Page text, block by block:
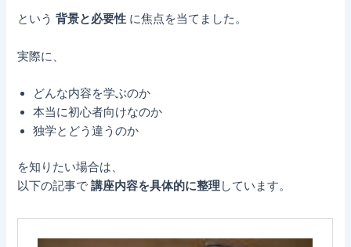
という背景と必要性 に焦点を当てました。
実際に、
どんな内容を学ぶのか
本当に初心者向けなのか
独学とどう違うのか
を知りたい場合は、
以下の記事で講座内容を具体的に整理 しています。